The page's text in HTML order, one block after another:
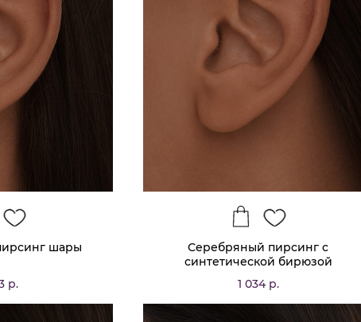
шары
р.
Серебряный пирсинг с
синтетической бирюзой
1 034 р.